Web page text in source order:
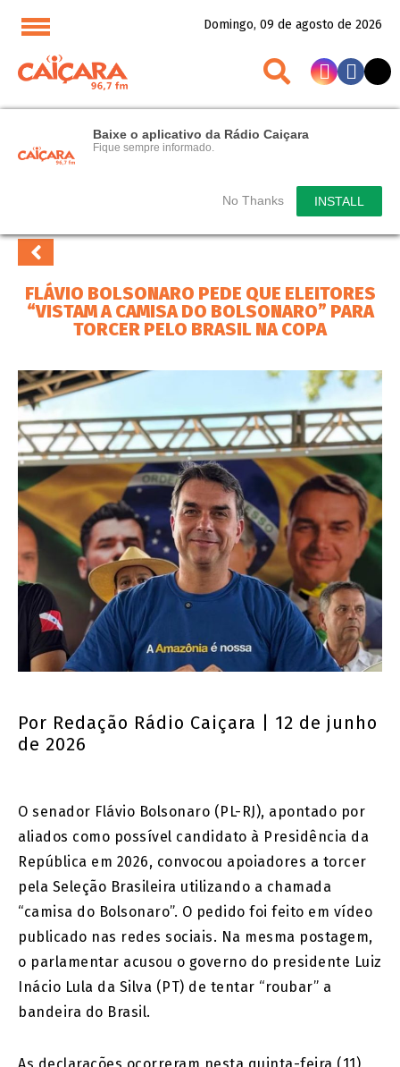
Baixe o aplicativo da Rádio Caiçara
Fique sempre informado.
No Thanks INSTALL
Domingo, 09 de agosto de 2026
FLÁVIO BOLSONARO PEDE QUE ELEITORES
“VISTAM A CAMISA DO BOLSONARO” PARA
TORCER PELO BRASIL NA COPA
Por Redação Rádio Caiçara | 12 de junho
de 2026
O senador Flávio Bolsonaro (PL-RJ), apontado por
aliados como possível candidato à Presidência da
República em 2026, convocou apoiadores a torcer
pela Seleção Brasileira utilizando a chamada
“camisa do Bolsonaro”. O pedido foi feito em vídeo
publicado nas redes sociais. Na mesma postagem,
o parlamentar acusou o governo do presidente Luiz
Inácio Lula da Silva (PT) de tentar “roubar” a
bandeira do Brasil.